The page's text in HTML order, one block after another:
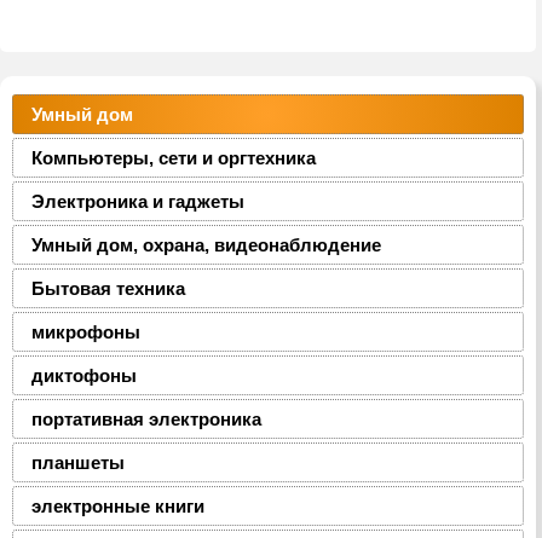
Умный дом
Компьютеры, сети и оргтехника
Электроника и гаджеты
Умный дом, охрана, видеонаблюдение
Бытовая техника
микрофоны
диктофоны
портативная электроника
планшеты
электронные книги